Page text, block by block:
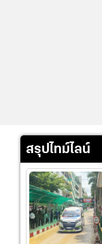
สรุปไทม์ไลน์